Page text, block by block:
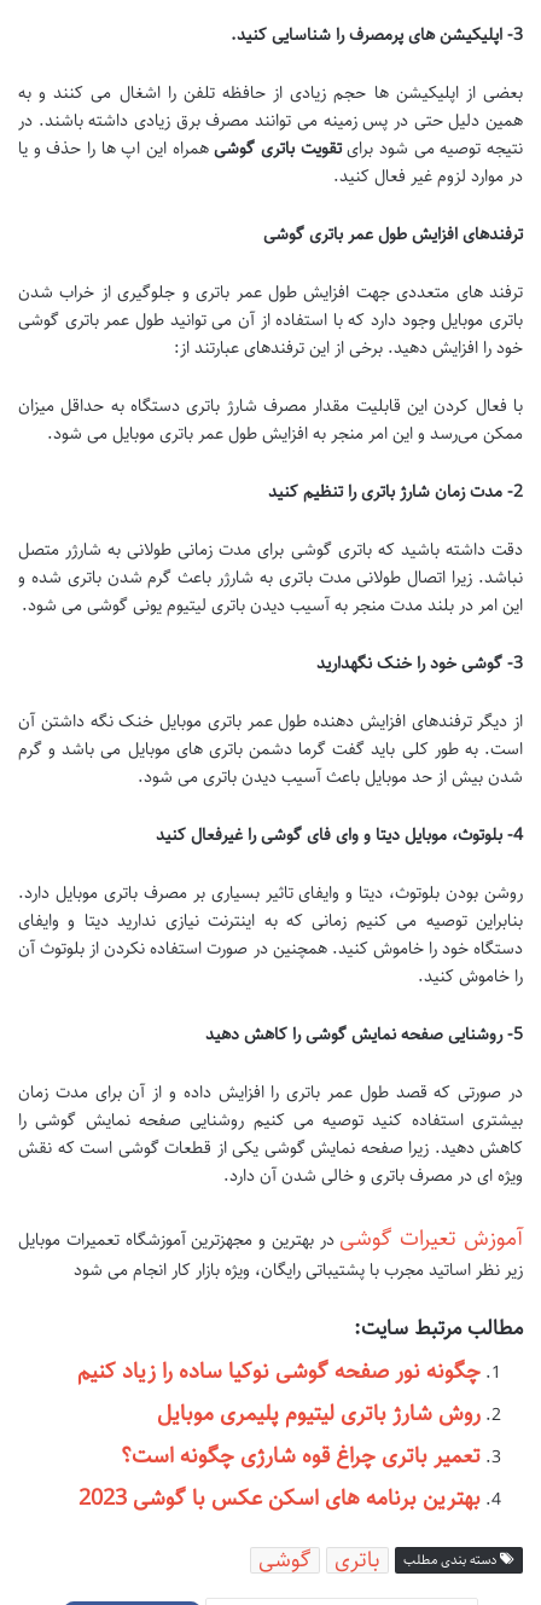
3- اپلیکیشن های پرمصرف را شناسایی کنید.
بعضی از اپلیکیشن ها حجم زیادی از حافظه تلفن را اشغال می کنند و به
همین دلیل حتی در پس زمینه می توانند مصرف برق زیادی داشته باشند. در
نتیجه توصیه می شود برایتقویت باتری گوشیهمراه این اپ ها را حذف و یا
در موارد لزوم غیر فعال کنید.
ترفندهای افزایش طول عمر باتری گوشی
ترفند های متعددی جهت افزایش طول عمر باتری و جلوگیری از خراب شدن
باتری موبایل وجود دارد که با استفاده از آن می توانید طول عمر باتری گوشی
خود را افزایش دهید. برخی از این ترفندهای عبارتند از:
با فعال کردن این قابلیت مقدار مصرف شارژ باتری دستگاه به حداقل میزان
ممکن می‌رسد و این امر منجر به افزایش طول عمر باتری موبایل می شود.
2- مدت زمان شارژ باتری را تنظیم کنید
دقت داشته باشید که باتری گوشی برای مدت زمانی طولانی به شارژر متصل
نباشد. زیرا اتصال طولانی مدت باتری به شارژر باعث گرم شدن باتری شده و
این امر در بلند مدت منجر به آسیب دیدن باتری لیتیوم یونی گوشی می شود.
3- گوشی خود را خنک نگهدارید
از دیگر ترفندهای افزایش دهنده طول عمر باتری موبایل خنک نگه داشتن آن
است. به طور کلی باید گفت گرما دشمن باتری های موبایل می باشد و گرم
شدن بیش از حد موبایل باعث آسیب دیدن باتری می شود.
4- بلوتوث، موبایل دیتا و وای فای گوشی را غیرفعال کنید
روشن بودن بلوتوث، دیتا و وایفای تاثیر بسیاری بر مصرف باتری موبایل دارد.
بنابراین توصیه می کنیم زمانی که به اینترنت نیازی ندارید دیتا و وایفای
دستگاه خود را خاموش کنید. همچنین در صورت استفاده نکردن از بلوتوث آن
را خاموش کنید.
5- روشنایی صفحه نمایش گوشی را کاهش دهید
در صورتی که قصد طول عمر باتری را افزایش داده و از آن برای مدت زمان
بیشتری استفاده کنید توصیه می کنیم روشنایی صفحه نمایش گوشی را
کاهش دهید. زیرا صفحه نمایش گوشی یکی از قطعات گوشی است که نقش
ویژه ای در مصرف باتری و خالی شدن آن دارد.
آموزش تعیرات گوشی در بهترین و مجهزترین آموزشگاه تعمیرات موبایل
زیر نظر اساتید مجرب با پشتیباتی رایگان، ویژه بازار کار انجام می شود
مطالب مرتبط سایت:
چگونه نور صفحه گوشی نوکیا ساده را زیاد کنیم
روش شارژ باتری لیتیوم پلیمری موبایل
تعمیر باتری چراغ قوه شارژی چگونه است؟
بهترین برنامه های اسکن عکس با گوشی 2023
دسته بندی مطلب باتری گوشی